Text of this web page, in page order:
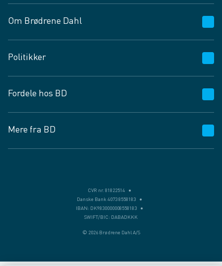
Om Brødrene Dahl
Vagttelefon 30 10 89 89
Spørgsmål og svar
Job og karriere
Fødevarekontrolrapport
Politikker
Privatlivspolitik
Cookies
Vilkår og betingelser
Fordele hos BD
BD app
BD.dk services
Mere fra BD
CVR nr. 81822514
Danske Bank 4073 8558183
IBAN: DK9830000008558183
SWIFT/BIC: DABADKKK
© 2026 Brødrene Dahl A/S